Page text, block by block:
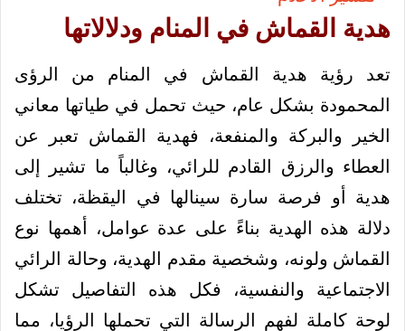
هدية القماش في المنام ودلالاتها
تعد رؤية هدية القماش في المنام من الرؤى
المحمودة بشكل عام، حيث تحمل في طياتها معاني
الخير والبركة والمنفعة، فهدية القماش تعبر عن
العطاء والرزق القادم للرائي، وغالباً ما تشير إلى
هدية أو فرصة سارة سينالها في اليقظة، تختلف
دلالة هذه الهدية بناءً على عدة عوامل، أهمها نوع
القماش ولونه، وشخصية مقدم الهدية، وحالة الرائي
الاجتماعية والنفسية، فكل هذه التفاصيل تشكل
لوحة كاملة لفهم الرسالة التي تحملها الرؤيا، مما